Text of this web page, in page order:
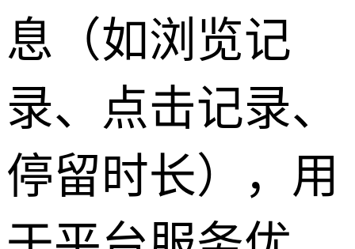
息（如浏览记
录、点击记录、
停留时长），用